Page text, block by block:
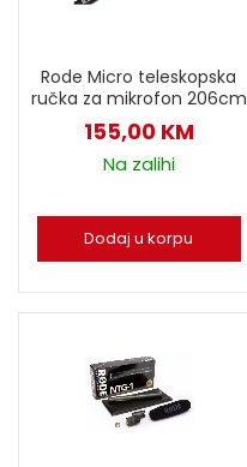
Rode Micro teleskopska
ručka za mikrofon 206cm
155,00 KM
Na zalihi
Dodaj u korpu